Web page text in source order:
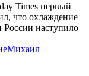
Times первый
что охлаждение
России наступило
Михаил